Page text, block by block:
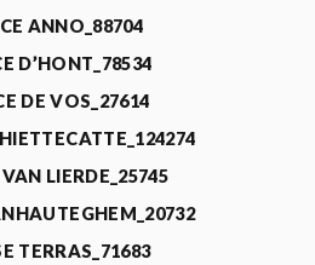
ANNO_88704
D’HONT_78534
DE VOS_27614
LIERDE_25745
TERRAS_71683